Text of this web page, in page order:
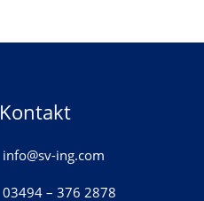
Kontakt
info@sv-ing.com
03494 – 376 2878